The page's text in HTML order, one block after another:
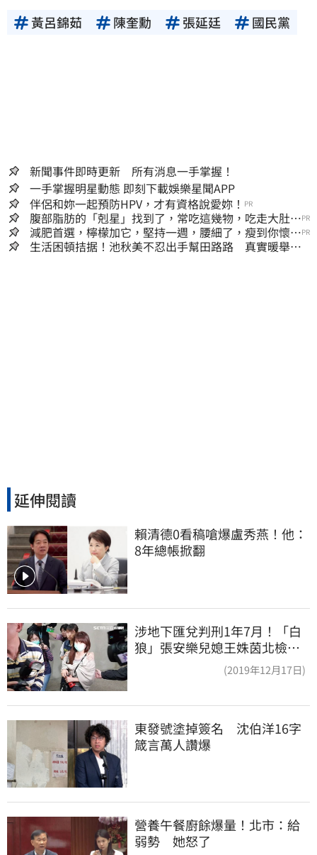
黃呂錦茹 陳奎勳 張延廷 國民黨
新聞事件即時更新 所有消息一手掌握！
一手掌握明星動態 即刻下載娛樂星聞APP
伴侶和妳一起預防HPV，才有資格說愛妳！ PR
腹部脂肪的「剋星」找到了，常吃這幾物，吃走大肚
囊，瘦出小蠻腰
PR
減肥首選，檸檬加它，堅持一週，腰細了，瘦到你懷疑
人生
PR
生活困頓拮据！池秋美不忍出手幫田路路 真實暖舉曝
延伸閱讀
賴清德0看稿嗆爆盧秀燕！他：
8年總帳掀翻
涉地下匯兌判刑1年7月！「白
狼」張安樂兒媳王姝茵北檢報
(2019年12月17日)
東發號塗掉簽名　沈伯洋16字
箴言萬人讚爆
營養午餐廚餘爆量！北市：給
弱勢　她怒了